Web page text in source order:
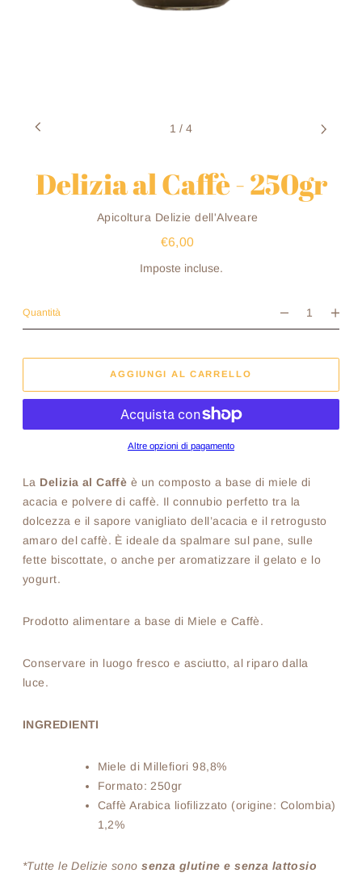
1 / 4
Delizia al Caffè - 250gr
Venditore
Apicoltura Delizie dell'Alveare
Prezzo
listino
€6,00
Imposte incluse.
Quantità
AGGIUNGI AL CARRELLO
Altre opzioni di pagamento
La Delizia al Caffè è un composto a base di miele di
acacia e polvere di caffè. Il connubio perfetto tra la
dolcezza e il sapore vanigliato dell’acacia e il retrogusto
amaro del caffè. È ideale da spalmare sul pane, sulle
fette biscottate, o anche per aromatizzare il gelato e lo
yogurt.
Prodotto alimentare a base di Miele e Caffè.
Conservare in luogo fresco e asciutto, al riparo dalla
luce.
INGREDIENTI
Miele di Millefiori 98,8%
Formato: 250gr
Caffè Arabica liofilizzato (origine: Colombia)
1,2%
*Tutte le Delizie sonosenza glutine e senza lattosio